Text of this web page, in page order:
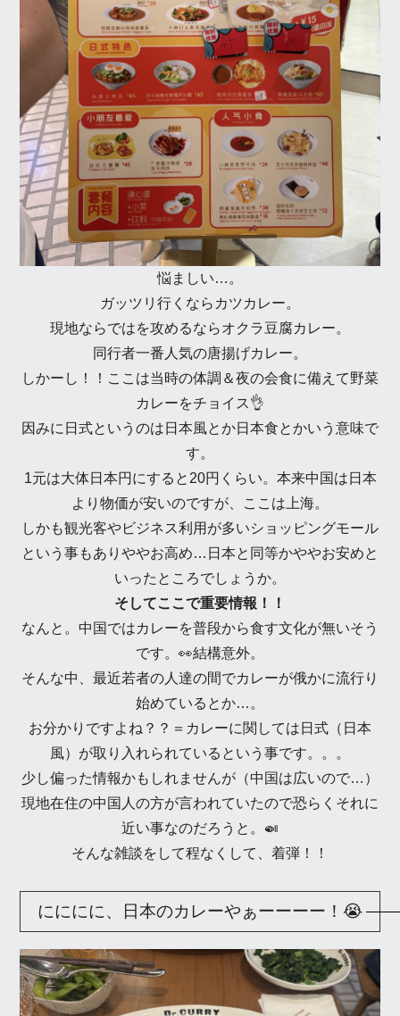
悩ましい…。
ガッツリ行くならカツカレー。
現地ならではを攻めるならオクラ豆腐カレー。
同行者一番人気の唐揚げカレー。
しかーし！！ここは当時の体調＆夜の会食に備えて野菜
カレーをチョイス👌
因みに日式というのは日本風とか日本食とかいう意味で
す。
1元は大体日本円にすると20円くらい。本来中国は日本
より物価が安いのですが、ここは上海。
しかも観光客やビジネス利用が多いショッピングモール
という事もありややお高め…日本と同等かややお安めと
いったところでしょうか。
そしてここで重要情報！！
なんと。中国ではカレーを普段から食す文化が無いそう
です。👀結構意外。
そんな中、最近若者の人達の間でカレーが俄かに流行り
始めているとか…。
お分かりですよね？？＝カレーに関しては日式（日本
風）が取り入れられているという事です。。。
少し偏った情報かもしれませんが（中国は広いので…）
現地在住の中国人の方が言われていたので恐らくそれに
近い事なのだろうと。🍛
そんな雑談をして程なくして、着弾！！
にににに、日本のカレーやぁーーーー！😭